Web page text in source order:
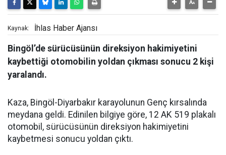
Kaynak: İhlas Haber Ajansı
Bingöl’de sürücüsünün direksiyon hakimiyetini
kaybettiği otomobilin yoldan çıkması sonucu 2 kişi
yaralandı.
Kaza, Bingöl-Diyarbakır karayolunun Genç kırsalında
meydana geldi. Edinilen bilgiye göre, 12 AK 519 plakalı
otomobil, sürücüsünün direksiyon hakimiyetini
kaybetmesi sonucu yoldan çıktı.